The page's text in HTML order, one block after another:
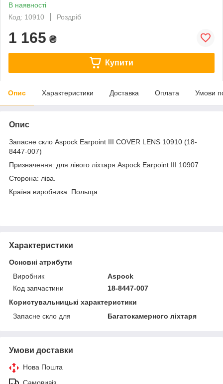
В наявності
Код: 10910
Роздріб
1 165 ₴
Купити
Опис Характеристики Доставка Оплата Умови
Опис
Запасне скло Aspock Earpoint III COVER LENS 10910 (18-
8447-007)
Призначення: для лівого ліхтаря Aspock Earpoint III 10907
Сторона: ліва.
Країна виробника: Польща.
Характеристики
Основні атрибути
Виробник
Aspock
Код запчастини
18-8447-007
Користувальницькі характеристики
Запасне скло для
Багатокамерного ліхтаря
Умови доставки
Нова Пошта
Самовивіз